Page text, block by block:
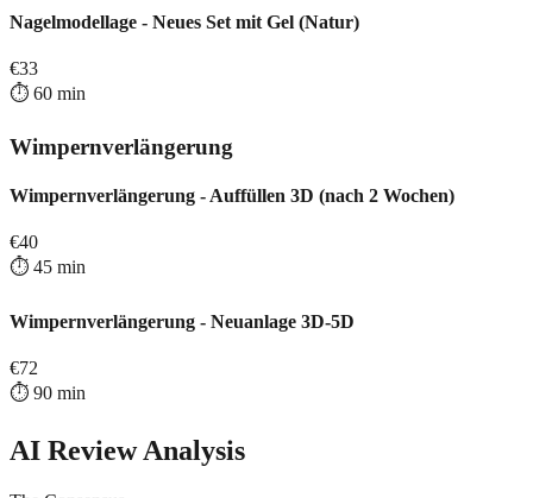
Nagelmodellage - Neues Set mit Gel (Natur)
€33
⏱️ 60 min
Wimpernverlängerung
Wimpernverlängerung - Auffüllen 3D (nach 2 Wochen)
€40
⏱️ 45 min
Wimpernverlängerung - Neuanlage 3D-5D
€72
⏱️ 90 min
AI Review Analysis